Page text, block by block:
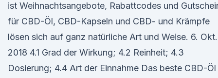
ist Weihnachtsangebote, Rabattcodes und
für CBD-Öl, CBD-Kapseln und CBD- und Krämpfe
lösen sich auf ganz natürliche Art und Weise. 6. Okt.
2018 4.1 Grad der Wirkung; 4.2 Reinheit; 4.3
Dosierung; 4.4 Art der Einnahme Das beste CBD-Öl